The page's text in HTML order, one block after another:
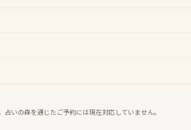
いの森を通じたご予約には現在対応していません。